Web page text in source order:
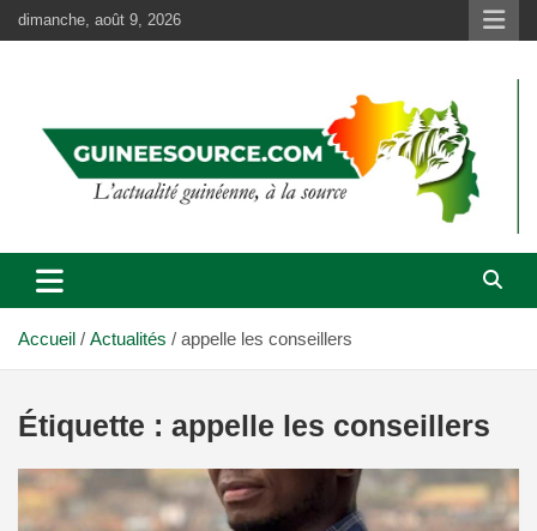
Aller
au
dimanche, août 9, 2026
Accueil Actualités appelle les conseillers
Étiquette : appelle les conseillers